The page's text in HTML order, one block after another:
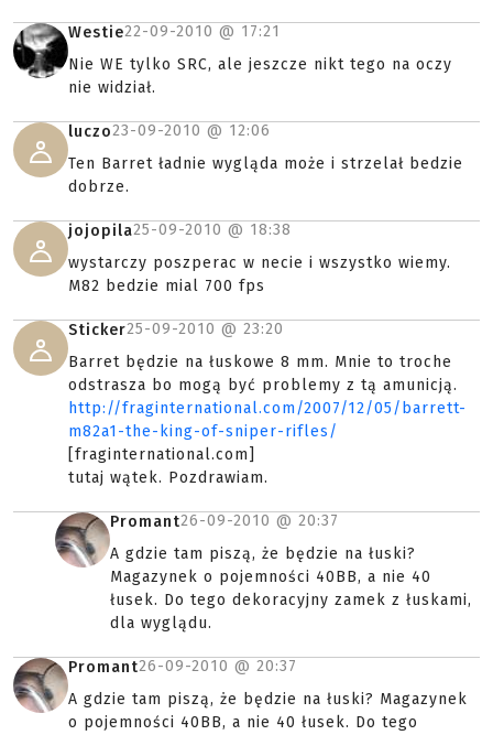
Westie22-09-2010 @ 17:21
Nie WE tylko SRC, ale jeszcze nikt tego na oczy
nie widział.
luczo23-09-2010 @ 12:06
Ten Barret ładnie wygląda może i strzelał bedzie
dobrze.
jojopila25-09-2010 @ 18:38
wystarczy poszperac w necie i wszystko wiemy.
M82 bedzie mial 700 fps
Sticker25-09-2010 @ 23:20
Barret będzie na łuskowe 8 mm. Mnie to troche
odstrasza bo mogą być problemy z tą amunicją.
http://fraginternational.com/2007/12/05/barrett-
m82a1-the-king-of-sniper-rifles/
[fraginternational.com]
tutaj wątek. Pozdrawiam.
Promant26-09-2010 @ 20:37
A gdzie tam piszą, że będzie na łuski?
Magazynek o pojemności 40BB, a nie 40
łusek. Do tego dekoracyjny zamek z łuskami,
dla wyglądu.
Promant26-09-2010 @ 20:37
A gdzie tam piszą, że będzie na łuski? Magazynek
o pojemności 40BB, a nie 40 łusek. Do tego